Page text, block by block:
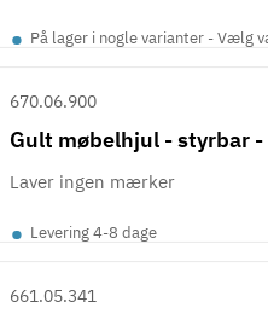
• På lager i nogle varianter - Vælg
Gult møbelhjul - styrbar
670.06.900
Laver ingen mærker
• Levering 4-8 dage
661.05.341